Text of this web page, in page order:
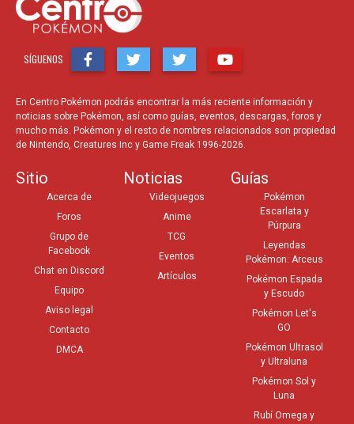
SÍGUENOS
En Centro Pokémon podrás encontrar la más reciente información y
noticias sobre Pokémon, así como guías, eventos, descargas, foros y
mucho más. Pokémon y el resto de nombres relacionados son propiedad
de Nintendo, Creatures Inc y Game Freak 1996-2026.
Sitio
Acerca de
Foros
Grupo de
Facebook
Chat en Discord
Equipo
Aviso legal
Contacto
DMCA
Noticias
Videojuegos
Anime
TCG
Eventos
Artículos
Guías
Pokémon
Escarlata y
Púrpura
Leyendas
Pokémon: Arceus
Pokémon Espada
y Escudo
Pokémon Let's
GO
Pokémon Ultrasol
y Ultraluna
Pokémon Sol y
Luna
Rubí Omega y